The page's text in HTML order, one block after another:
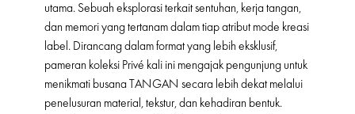
utama. Sebuah eksplorasi terkait sentuhan, kerja tangan,
dan memori yang tertanam dalam tiap atribut mode kreasi
label. Dirancang dalam format yang lebih eksklusif,
pameran koleksi Privé kali ini mengajak pengunjung untuk
menikmati busana TANGAN secara lebih dekat melalui
penelusuran material, tekstur, dan kehadiran bentuk.